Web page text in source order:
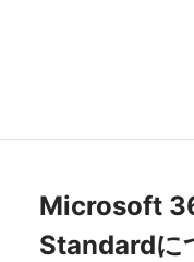
Microsoft
Standardに